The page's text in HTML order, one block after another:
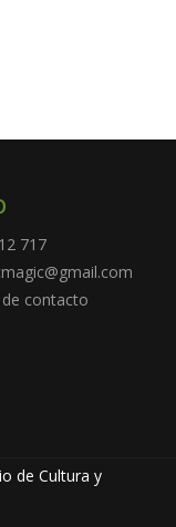
717
contacto
de Cultura y